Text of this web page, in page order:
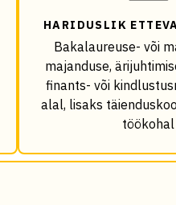
HARIDUSLIK
Bakalaureuse- või
majanduse,
finants- või
alal, lisaks
töökohal